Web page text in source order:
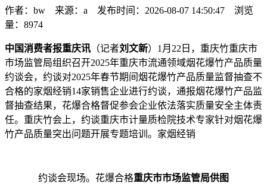
作者：bw 来源：a 发布时间：2026-08-07 14:50:47 浏览
量：8974
中国消费者报重庆讯 （记者刘文新）1月22日，重庆竹重庆市
市场监管局组织召开2025年重庆市流通领域烟花爆竹产品质量
约谈会，约谈对2025年春节期间烟花爆竹产品质量监督抽查不
合格的家烟经销14家销售企业进行约谈，通报烟花爆竹产品监
督抽查结果，花爆合格督促参会企业依法落实质量安全主体责
任。重庆竹会上，约谈重庆市计量质检院技术专家针对烟花爆
竹产品质量突出问题开展专题培训。家烟经销
约谈会现场。花爆合格重庆市市场监管局供图